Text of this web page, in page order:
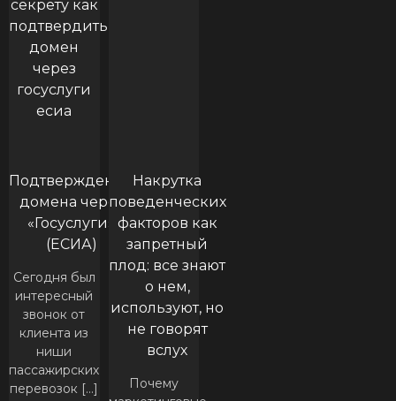
Подтверждение
домена через
«Госуслуги»
(ЕСИА)
Сегодня был
интересный
звонок от
клиента из
ниши
пассажирских
перевозок […]
Накрутка
поведенческих
факторов как
запретный
плод: все знают
о нем,
используют, но
не говорят
вслух
Почему